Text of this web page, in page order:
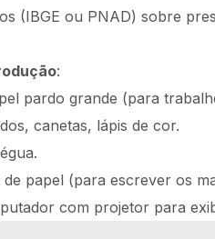
(IBGE ou PNAD) sobre
:
pardo grande (para
canetas, lápis de cor.
papel (para escrever os
com projetor para